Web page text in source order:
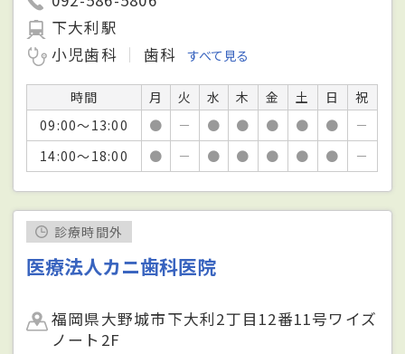
下大利駅
小児歯科
歯科 すべて見る
時間 月 火 水 木 金 土 日
祝
09:00～13:00
● － ● ● ● ● ●
－
14:00～18:00
● － ● ● ● ● ● －
診療時間外
医療法人カニ歯科医院
福岡県大野城市下大利2丁目12番11号ワイズ
ノート2F